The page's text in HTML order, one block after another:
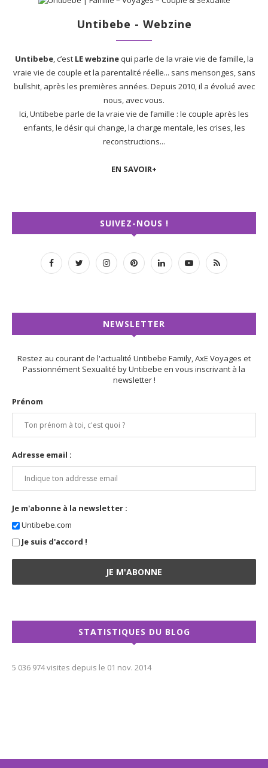
Untibebe - Webzine
Untibebe, c’est LE webzinequi parle de la vraie vie de famille, la
vraie vie de couple et la parentalité réelle... sans mensonges, sans
bullshit, après les premières années. Depuis 2010, il a évolué avec
nous, avec vous.
Ici, Untibebe parle de la vraie vie de famille : le couple après les
enfants, le désir qui change, la charge mentale, les crises, les
reconstructions...
EN SAVOIR+
SUIVEZ-NOUS !
NEWSLETTER
Restez au courant de l'actualité Untibebe Family, AxE Voyages et
Passionnément Sexualité by Untibebe en vous inscrivant à la
newsletter !
Prénom
Adresse email :
Je m'abonne à la newsletter :
Untibebe.com
Je suis d'accord !
STATISTIQUES DU BLOG
5 036 974 visites depuis le 01 nov. 2014